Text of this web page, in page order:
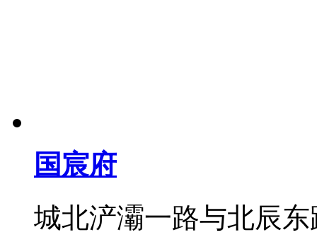
国宸府
城北浐灞一路与北辰